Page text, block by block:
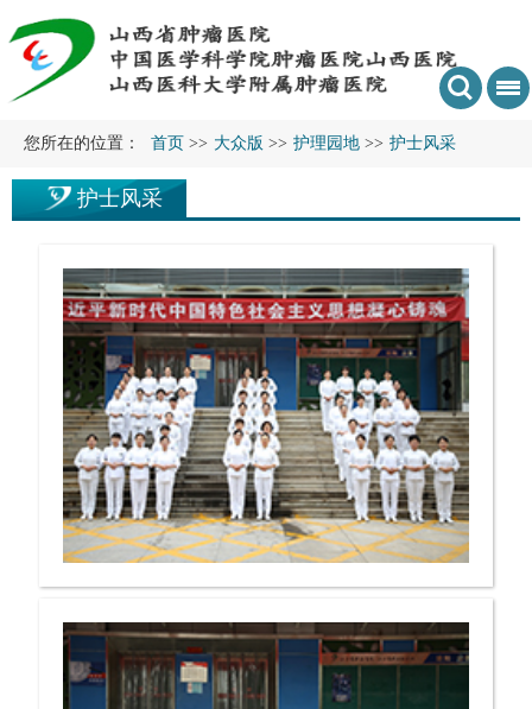
您所在的位置： 首页 >> 大众版 >> 护理园地 >> 护士风采
护士风采